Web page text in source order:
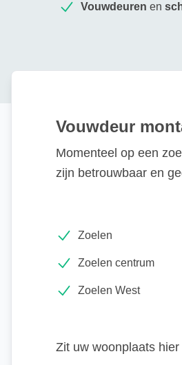
Vouwdeuren en
Vouwdeur
Momenteel op een
zijn betrouwbaar en
Zoelen
Zoelen centrum
Zoelen West
Zit uw woonplaats